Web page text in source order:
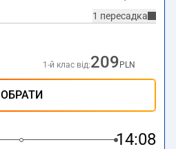
1 пересадка
1-й клас від:209 PLN
ОБРАТИ
14:08